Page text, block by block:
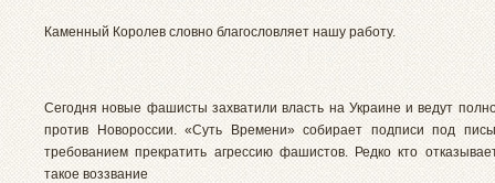
Каменный Королев словно благословляет нашу работу.
Сегодня новые фашисты захватили власть на Украине и ведут
против Новороссии. «Суть Времени» собирает подписи под
требованием прекратить агрессию фашистов. Редко кто
такое воззвание